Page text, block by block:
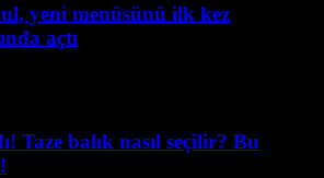
yeni menüsünü ilk kez
açtı
Taze balık nasıl seçilir? Bu